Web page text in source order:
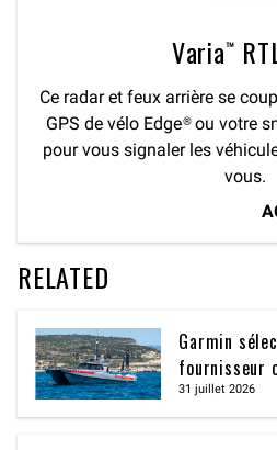
Varia™
Ce radar et feux arrière se
GPS de vélo Edge® ou votre
pour vous signaler les
vous.
RELATED
Garmin
fournisseur
31 juillet 2026